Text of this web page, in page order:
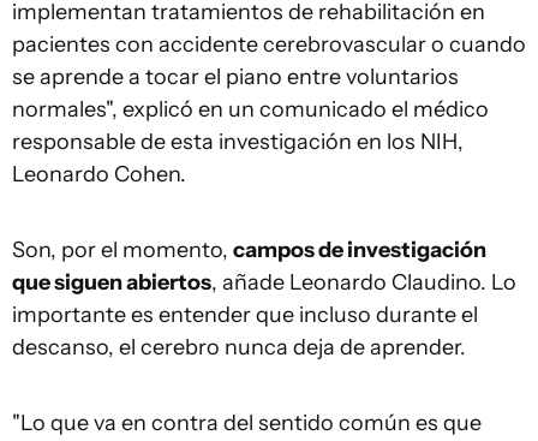
implementan tratamientos de rehabilitación en
pacientes con accidente cerebrovascular o cuando
se aprende a tocar el piano entre voluntarios
normales", explicó en un comunicado el médico
responsable de esta investigación en los NIH,
Leonardo Cohen.
Son, por el momento, campos de investigación
que siguen abiertos, añade Leonardo Claudino. Lo
importante es entender que incluso durante el
descanso, el cerebro nunca deja de aprender.
"Lo que va en contra del sentido común es que